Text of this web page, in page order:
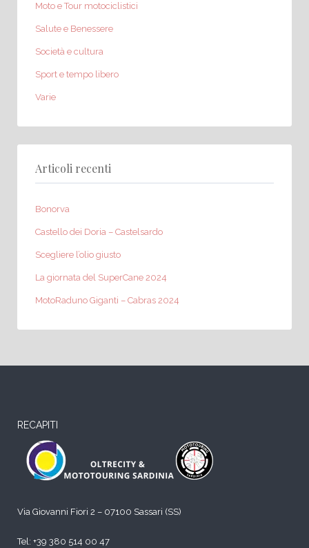
Moto e Tour motociclistici
Salute e Benessere
Società e cultura
Sport e tempo libero
Varie
Articoli recenti
Bonorva
Castello dei Doria – Castelsardo
Scegliere l’olio giusto
La giornata del SuperCane 2024
MotoRaduno Giganti – Cabras 2024
RECAPITI
Via Giovanni Fiori 2 – 07100 Sassari (SS)
Tel: +39 380 514 00 47